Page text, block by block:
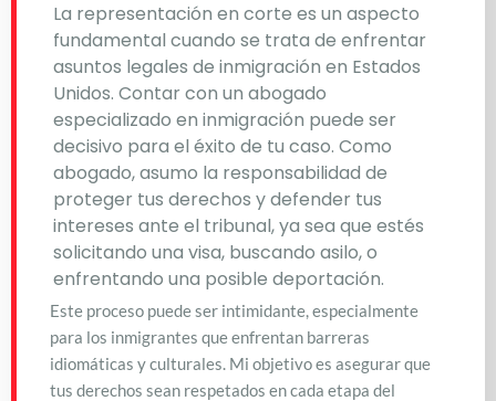
La representación en corte es un aspecto
fundamental cuando se trata de enfrentar
asuntos legales de inmigración en Estados
Unidos. Contar con un abogado
especializado en inmigración puede ser
decisivo para el éxito de tu caso. Como
abogado, asumo la responsabilidad de
proteger tus derechos y defender tus
intereses ante el tribunal, ya sea que estés
solicitando una visa, buscando asilo, o
enfrentando una posible deportación.
Este proceso puede ser intimidante, especialmente
para los inmigrantes que enfrentan barreras
idiomáticas y culturales. Mi objetivo es asegurar que
tus derechos sean respetados en cada etapa del